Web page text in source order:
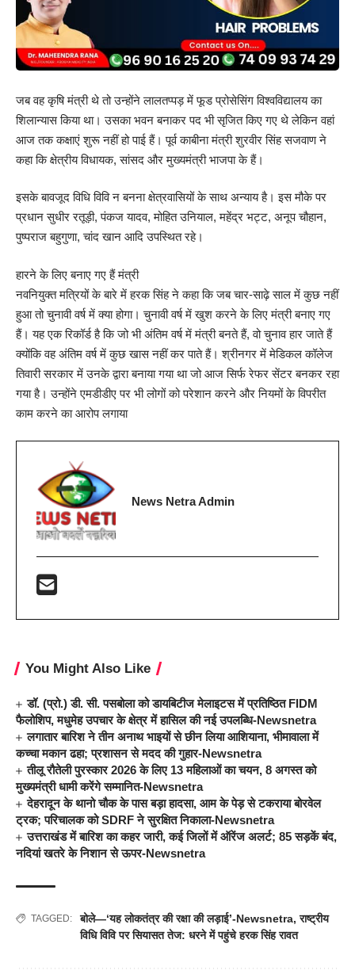
जब वह कृषि मंत्री थे तो उन्होंने लालतप्पड़ में फूड प्रोसेसिंग विश्वविद्यालय का
शिलान्यास किया था। उसका भवन बनाकर पद भी सृजित किए गए थे लेकिन वहां
आज तक कक्षाएं शुरू नहीं हो पाई हैं। पूर्व काबीना मंत्री शुरवीर सिंह सजवाण ने
कहा कि क्षेत्रीय विधायक, सांसद और मुख्यमंत्री भाजपा के हैं।
इसके बावजूद विधि विवि न बनना क्षेत्रवासियों के साथ अन्याय है। इस मौके पर
प्रधान सुधीर रतूड़ी, पंकज यादव, मोहित उनियाल, महेंद्र भट्ट, अनूप चौहान,
पुष्पराज बहुगुणा, चांद खान आदि उपस्थित रहे।
हारने के लिए बनाए गए हैं मंत्री
नवनियुक्त मत्रियों के बारे में हरक सिंह ने कहा कि जब चार-साढ़े साल में कुछ नहीं
हुआ तो चुनावी वर्ष में क्या होगा। चुनावी वर्ष में खुश करने के लिए मंत्री बनाए गए
हैं। यह एक रिकॉर्ड है कि जो भी अंतिम वर्ष में मंत्री बनते हैं, वो चुनाव हार जाते हैं
क्योंकि वह अंतिम वर्ष में कुछ खास नहीं कर पाते हैं। श्रीनगर में मेडिकल कॉलेज
तिवारी सरकार में उनके द्वारा बनाया गया था जो आज सिर्फ रेफर सेंटर बनकर रहा
गया है। उन्होंने एमडीडीए पर भी लोगों को परेशान करने और नियमों के विपरीत
काम करने का आरोप लगाया
News Netra Admin
You Might Also Like
डॉ. (प्रो.) डी. सी. पसबोला को डायबिटीज मेलाइटस में प्रतिष्ठित FIDM
फैलोशिप, मधुमेह उपचार के क्षेत्र में हासिल की नई उपलब्धि-Newsnetra
लगातार बारिश ने तीन अनाथ भाइयों से छीन लिया आशियाना, भीमावाला में
कच्चा मकान ढहा; प्रशासन से मदद की गुहार-Newsnetra
तीलू रौतेली पुरस्कार 2026 के लिए 13 महिलाओं का चयन, 8 अगस्त को
मुख्यमंत्री धामी करेंगे सम्मानित-Newsnetra
देहरादून के थानो चौक के पास बड़ा हादसा, आम के पेड़ से टकराया बोरवेल
ट्रक; परिचालक को SDRF ने सुरक्षित निकाला-Newsnetra
उत्तराखंड में बारिश का कहर जारी, कई जिलों में ऑरेंज अलर्ट; 85 सड़कें बंद,
नदियां खतरे के निशान से ऊपर-Newsnetra
TAGGED: बोले—‘यह लोकतंत्र की रक्षा की लड़ाई’-Newsnetra,राष्ट्रीय
विधि विवि पर सियासत तेज: धरने में पहुंचे हरक सिंह रावत